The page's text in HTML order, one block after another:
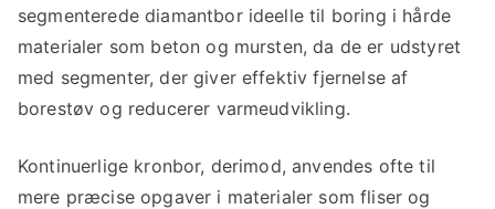
segmenterede diamantbor ideelle til boring i hårde
materialer som beton og mursten, da de er udstyret
med segmenter, der giver effektiv fjernelse af
borestøv og reducerer varmeudvikling.
Kontinuerlige kronbor, derimod, anvendes ofte til
mere præcise opgaver i materialer som fliser og